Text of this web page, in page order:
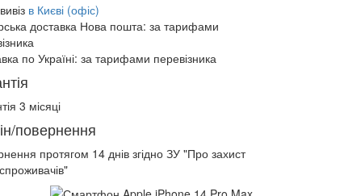
в Києві (офіс)
доставка Нова пошта: за тарифами
по Україні: за тарифами перевізника
3 місяці
повернення
протягом 14 днів згідно ЗУ "Про захист